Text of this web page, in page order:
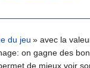
du jeu » avec la
on gagne des
de mieux voir